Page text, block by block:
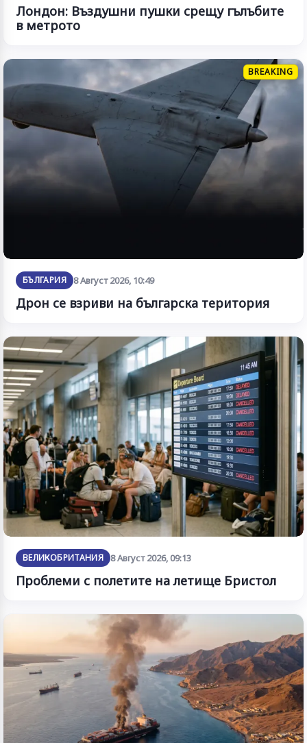
Лондон: Въздушни пушки срещу гълъбите
в метрото
BREAKING
БЪЛГАРИЯ 8 Август 2026, 10:49
Дрон се взриви на българска територия
ВЕЛИКОБРИТАНИЯ 8 Август 2026, 09:13
Проблеми с полетите на летище Бристол